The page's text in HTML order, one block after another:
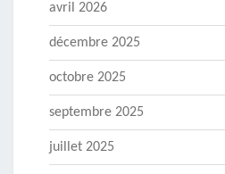
avril 2026
décembre 2025
octobre 2025
septembre 2025
juillet 2025